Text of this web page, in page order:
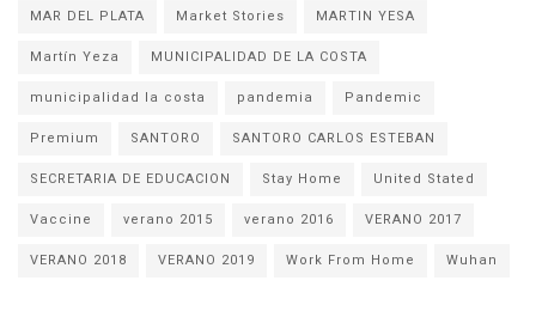
MAR DEL PLATA
Market Stories
MARTIN YESA
Martín Yeza
MUNICIPALIDAD DE LA COSTA
municipalidad la costa
pandemia
Pandemic
Premium
SANTORO
SANTORO CARLOS ESTEBAN
SECRETARIA DE EDUCACION
Stay Home
United Stated
Vaccine
verano 2015 verano 2016
VERANO 2017
VERANO 2018
VERANO 2019 Work From Home Wuhan